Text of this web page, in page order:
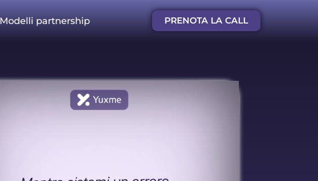
Modelli partnership PRENOTA LA CALL